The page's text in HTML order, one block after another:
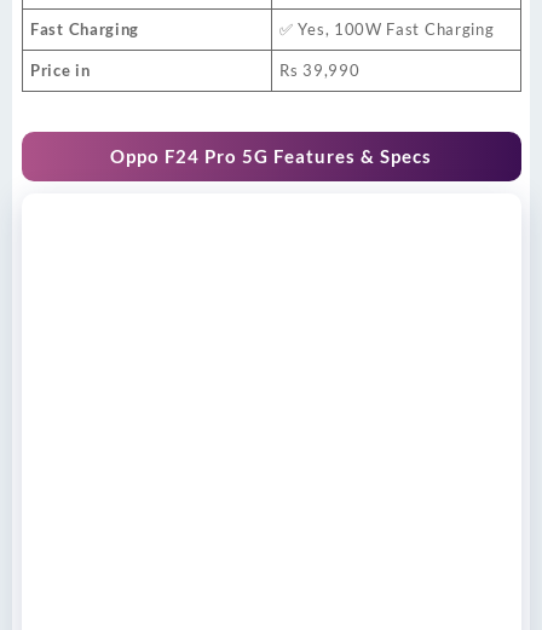
Fast Charging ✅ Yes, 100W Fast Charging
Price in Rs 39,990
Oppo F24 Pro 5G Features & Specs